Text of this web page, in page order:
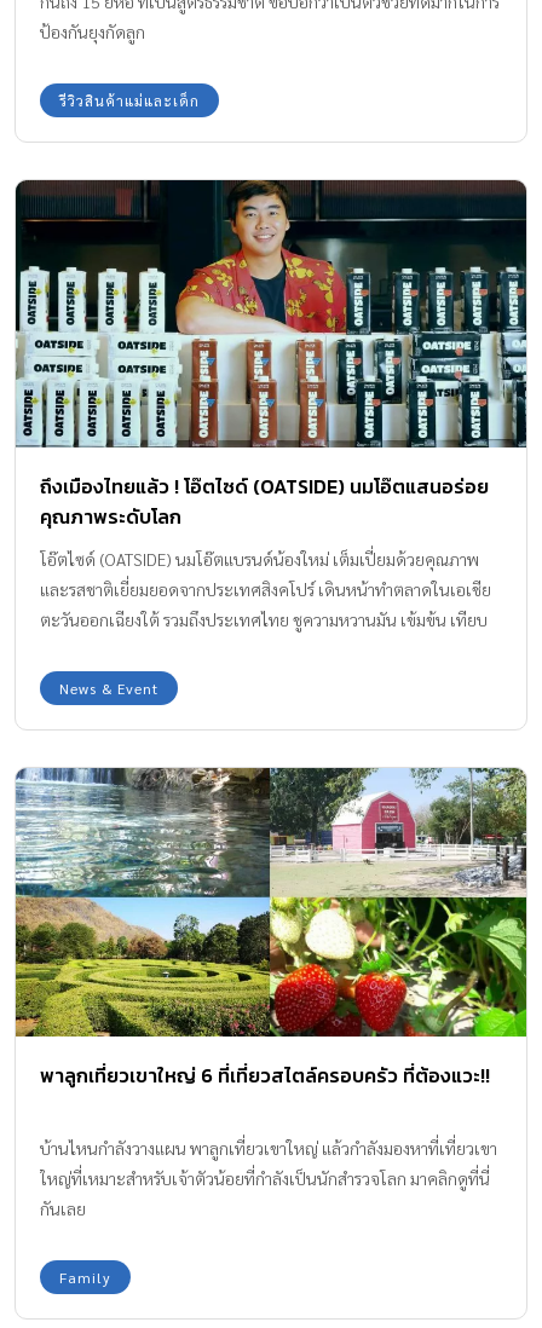
ป้องกันยุงกัดลูก
รีวิวสินค้าแม่และเด็ก
ถึงเมืองไทยแล้ว ! โอ๊ตไซด์ (OATSIDE) นมโอ๊ตแสนอร่อย
คุณภาพระดับโลก
โอ๊ตไซด์ (OATSIDE) นมโอ๊ตแบรนด์น้องใหม่ เต็มเปี่ยมด้วยคุณภาพ
และรสชาติเยี่ยมยอดจากประเทศสิงคโปร์ เดินหน้าทำตลาดในเอเชีย
ตะวันออกเฉียงใต้ รวมถึงประเทศไทย ชูความหวานมัน เข้มข้น เทียบ
พร้อมวางจำหน่ายแล้ว 3 รสชาติ ได้แก่ บาริสต้าเบลนด์ ช็อกโกแลต
และ ช็อกโกแลต เฮเซลนัท ในซูเปอร์มาร์เก็ตชั้นนำทั่วกรุงเทพฯ
News & Event
พาลูกเที่ยวเขาใหญ่ 6 ที่เที่ยวสไตล์ครอบครัว ที่ต้องแวะ!!
บ้านไหนกำลังวางแผน พาลูกเที่ยวเขาใหญ่ แล้วกำลังมองหาที่เที่ยวเขา
ใหญ่ที่เหมาะสำหรับเจ้าตัวน้อยที่กำลังเป็นนักสำรวจโลก มาคลิกดูที่นี่
กันเลย
Family